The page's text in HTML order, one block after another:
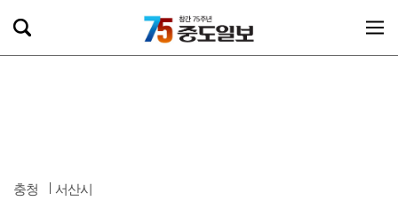
충청 서산시